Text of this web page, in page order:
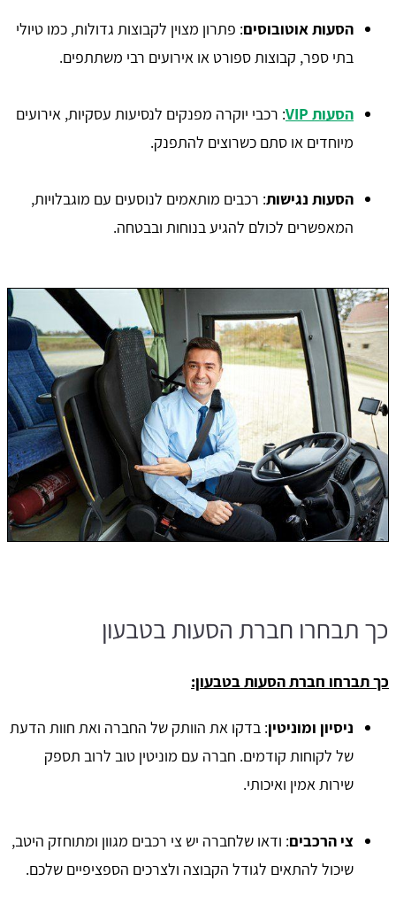
הסעות אוטובוסים: פתרון מצוין לקבוצות גדולות, כמו טיולי
בתי ספר, קבוצות ספורט או אירועים רבי משתתפים.
הסעות VIP
: רכבי יוקרה מפנקים לנסיעות עסקיות, אירועים
מיוחדים או סתם כשרוצים להתפנק.
הסעות נגישות: רכבים מותאמים לנוסעים עם מוגבלויות,
המאפשרים לכולם להגיע בנוחות ובבטחה.
כך תבחרו חברת הסעות בטבעון
כך תברחו חברת הסעות בטבעון:
ניסיון ומוניטין: בדקו את הוותק של החברה ואת חוות הדעת
של לקוחות קודמים. חברה עם מוניטין טוב לרוב תספק
שירות אמין ואיכותי.
צי הרכבים: ודאו שלחברה יש צי רכבים מגוון ומתוחזק היטב,
שיכול להתאים לגודל הקבוצה ולצרכים הספציפיים שלכם.